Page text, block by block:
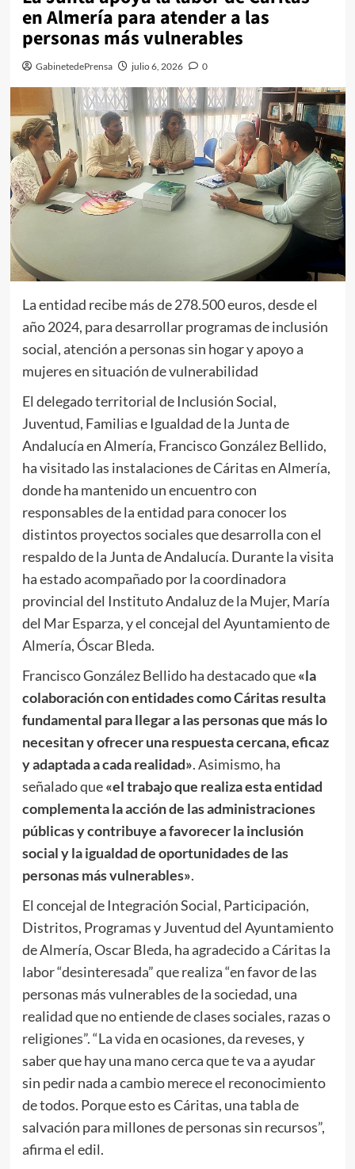
en Almería para atender a las
personas más vulnerables
GabinetedePrensa julio 6, 2026 0
La entidad recibe más de 278.500 euros, desde el
año 2024, para desarrollar programas de inclusión
social, atención a personas sin hogar y apoyo a
mujeres en situación de vulnerabilidad
El delegado territorial de Inclusión Social,
Juventud, Familias e Igualdad de la Junta de
Andalucía en Almería, Francisco González Bellido,
ha visitado las instalaciones de Cáritas en Almería,
donde ha mantenido un encuentro con
responsables de la entidad para conocer los
distintos proyectos sociales que desarrolla con el
respaldo de la Junta de Andalucía. Durante la visita
ha estado acompañado por la coordinadora
provincial del Instituto Andaluz de la Mujer, María
del Mar Esparza, y el concejal del Ayuntamiento de
Almería, Óscar Bleda.
Francisco González Bellido ha destacado que«la
colaboración con entidades como Cáritas resulta
fundamental para llegar a las personas que más lo
necesitan y ofrecer una respuesta cercana, eficaz
y adaptada a cada realidad». Asimismo, ha
señalado que«el trabajo que realiza esta entidad
complementa la acción de las administraciones
públicas y contribuye a favorecer la inclusión
social y la igualdad de oportunidades de las
personas más vulnerables».
El concejal de Integración Social, Participación,
Distritos, Programas y Juventud del Ayuntamiento
de Almería, Oscar Bleda, ha agradecido a Cáritas la
labor “desinteresada” que realiza “en favor de las
personas más vulnerables de la sociedad, una
realidad que no entiende de clases sociales, razas o
religiones”. “La vida en ocasiones, da reveses, y
saber que hay una mano cerca que te va a ayudar
sin pedir nada a cambio merece el reconocimiento
de todos. Porque esto es Cáritas, una tabla de
salvación para millones de personas sin recursos”,
afirma el edil.